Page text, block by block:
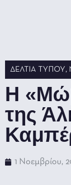
ΔΕΛΤΊΑ ΤΎΠΟΥ,
Η
της
1 Νοεμβρίου,